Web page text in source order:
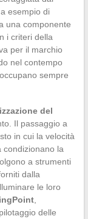
esempio di
una componente
i criteri della
per il marchio
nel contempo
sempre
del
Il passaggio a
in cui la velocità
condizionano la
a strumenti
dalla
le loro
,
delle